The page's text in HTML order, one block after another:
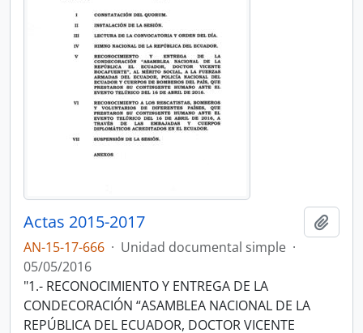
Actas 2015-2017
AN-15-17-666 · Unidad documental simple ·
05/05/2016
"1.- RECONOCIMIENTO Y ENTREGA DE LA
CONDECORACIÓN “ASAMBLEA NACIONAL DE LA
REPÚBLICA DEL ECUADOR, DOCTOR VICENTE